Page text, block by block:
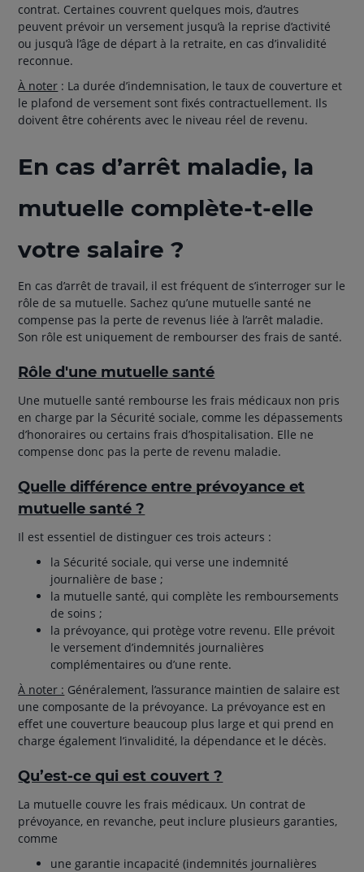
contrat. Certaines couvrent quelques mois, d’autres
peuvent prévoir un versement jusqu’à la reprise d’activité
ou jusqu’à l’âge de départ à la retraite, en cas d’invalidité
reconnue.
À noter : La durée d’indemnisation, le taux de couverture et
le plafond de versement sont fixés contractuellement. Ils
doivent être cohérents avec le niveau réel de revenu.
En cas d’arrêt maladie, la
mutuelle complète-t-elle
votre salaire ?
En cas d’arrêt de travail, il est fréquent de s’interroger sur le
rôle de sa mutuelle. Sachez qu’une mutuelle santé ne
compense pas la perte de revenus liée à l’arrêt maladie.
Son rôle est uniquement de rembourser des frais de santé.
Rôle d'une mutuelle santé
Une mutuelle santé rembourse les frais médicaux non pris
en charge par la Sécurité sociale, comme les dépassements
d’honoraires ou certains frais d’hospitalisation. Elle ne
compense donc pas la perte de revenu maladie.
Quelle différence entre prévoyance et
mutuelle santé ?
Il est essentiel de distinguer ces trois acteurs :
la Sécurité sociale, qui verse une indemnité
journalière de base ;
la mutuelle santé, qui complète les remboursements
de soins ;
la prévoyance, qui protège votre revenu. Elle prévoit
le versement d’indemnités journalières
complémentaires ou d’une rente.
À noter : Généralement, l’assurance maintien de salaire est
une composante de la prévoyance. La prévoyance est en
effet une couverture beaucoup plus large et qui prend en
charge également l’invalidité, la dépendance et le décès.
Qu’est-ce qui est couvert ?
La mutuelle couvre les frais médicaux. Un contrat de
prévoyance, en revanche, peut inclure plusieurs garanties,
comme
une garantie incapacité (indemnités journalières